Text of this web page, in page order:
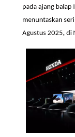
pada ajang balap
menuntaskan
Agustus 2025, di